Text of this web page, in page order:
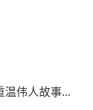
温伟人故事...